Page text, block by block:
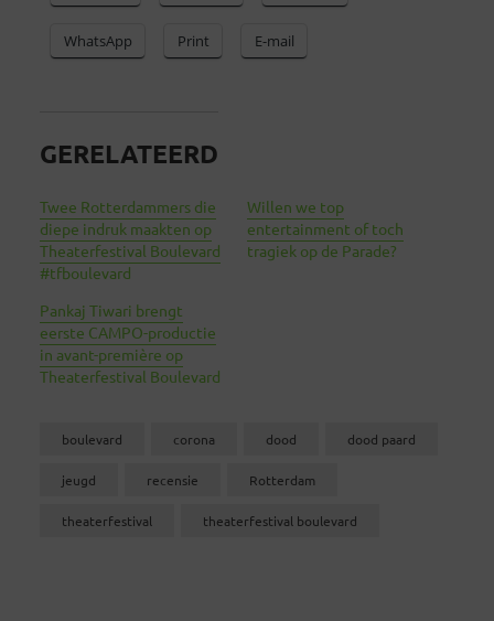
WhatsApp Print E-mail
GERELATEERD
Twee Rotterdammers die
diepe indruk maakten op
Theaterfestival Boulevard
#tfboulevard
Willen we top
entertainment of toch
tragiek op de Parade?
Pankaj Tiwari brengt
eerste CAMPO-productie
in avant-première op
Theaterfestival Boulevard
boulevard corona dood dood paard
jeugd recensie Rotterdam
theaterfestival theaterfestival boulevard